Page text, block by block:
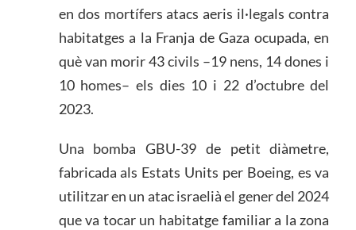
en dos mortífers atacs aeris il·legals contra
habitatges a la Franja de Gaza ocupada, en
què van morir 43 civils –19 nens, 14 dones i
10 homes– els dies 10 i 22 d’octubre del
2023.
Una bomba GBU-39 de petit diàmetre,
fabricada als Estats Units per Boeing, es va
utilitzar en un atac israelià el gener del 2024
que va tocar un habitatge familiar a la zona